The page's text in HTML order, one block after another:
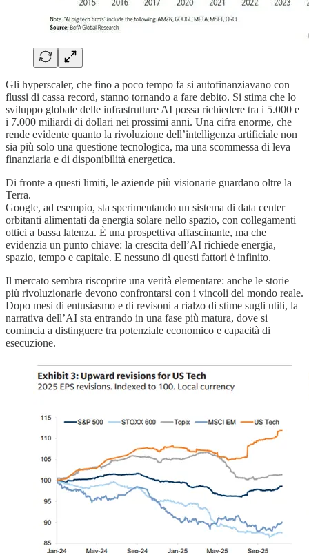
Gli hyperscaler, che fino a poco tempo fa si autofinanziavano con
flussi di cassa record, stanno tornando a fare debito. Si stima che lo
sviluppo globale delle infrastrutture AI possa richiedere tra i 5.000 e
i 7.000 miliardi di dollari nei prossimi anni. Una cifra enorme, che
rende evidente quanto la rivoluzione dell’intelligenza artificiale non
sia più solo una questione tecnologica, ma una scommessa di leva
finanziaria e di disponibilità energetica.
Di fronte a questi limiti, le aziende più visionarie guardano oltre la
Terra.
Google, ad esempio, sta sperimentando un sistema di data center
orbitanti alimentati da energia solare nello spazio, con collegamenti
ottici a bassa latenza. È una prospettiva affascinante, ma che
evidenzia un punto chiave: la crescita dell’AI richiede energia,
spazio, tempo e capitale. E nessuno di questi fattori è infinito.
Il mercato sembra riscoprire una verità elementare: anche le storie
più rivoluzionarie devono confrontarsi con i vincoli del mondo reale.
Dopo mesi di entusiasmo e di revisoni a rialzo di stime sugli utili, la
narrativa dell’AI sta entrando in una fase più matura, dove si
comincia a distinguere tra potenziale economico e capacità di
esecuzione.